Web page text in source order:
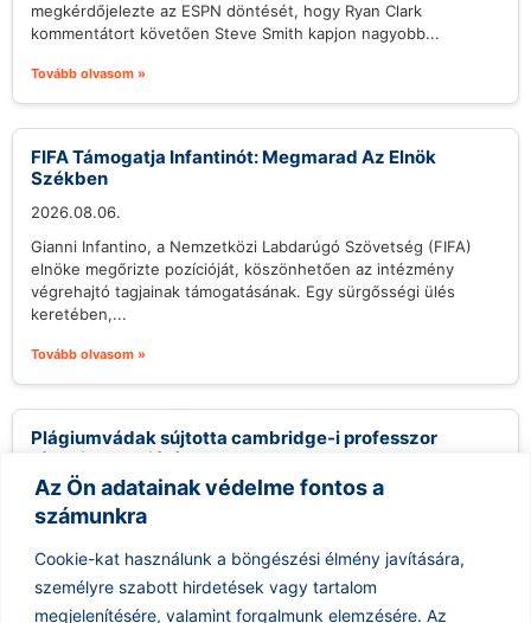
Az Ön adatainak védelme fontos a
számunkra
Cookie-kat használunk a böngészési élmény javítására,
személyre szabott hirdetések vagy tartalom
megjelenítésére, valamint forgalmunk elemzésére. Az
megkérdőjelezte az ESPN döntését, hogy Ryan Clark
kommentátort követően Steve Smith kapjon nagyobb...
Tovább olvasom »
FIFA Támogatja Infantinót: Megmarad Az Elnök
Székben
2026.08.06.
Gianni Infantino, a Nemzetközi Labdarúgó Szövetség (FIFA)
elnöke megőrizte pozícióját, köszönhetően az intézmény
végrehajtó tagjainak támogatásának. Egy sürgősségi ülés
keretében,...
Tovább olvasom »
Plágiumvádak sújtotta cambridge-i professzor
távozik posztjáról
2026.08.06.
Jason Arday, a Cambridge-i Egyetem professzora, aki nemrég
került a figyelem középpontjába több plágiumváddal
kapcsolatban, távozott pozíciójából, miután az egyetem...
Tovább olvasom »